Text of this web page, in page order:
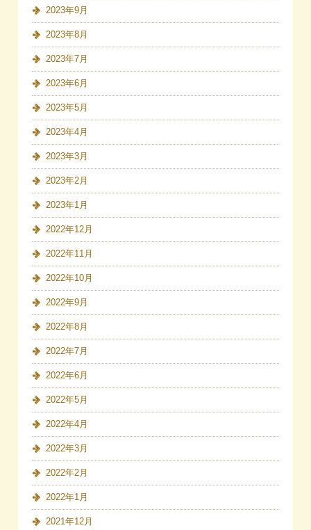
2023年9月
2023年8月
2023年7月
2023年6月
2023年5月
2023年4月
2023年3月
2023年2月
2023年1月
2022年12月
2022年11月
2022年10月
2022年9月
2022年8月
2022年7月
2022年6月
2022年5月
2022年4月
2022年3月
2022年2月
2022年1月
2021年12月